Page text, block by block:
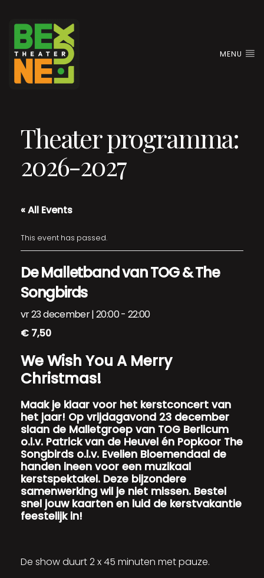
MENU
Theater programma:
2026-2027
« All Events
This event has passed.
De Malletband van TOG & The
Songbirds
vr 23 december | 20:00-22:00
€ 7,50
We Wish You A Merry
Christmas!
Maak je klaar voor het kerstconcert van
het jaar! Op vrijdagavond 23 december
slaan de Malletgroep van TOG Berlicum
o.l.v. Patrick van de Heuvel én Popkoor The
Songbirds o.l.v. Evelien Bloemendaal de
handen ineen voor een muzikaal
kerstspektakel. Deze bijzondere
samenwerking wil je niet missen. Bestel
snel jouw kaarten en luid de kerstvakantie
feestelijk in!
De show duurt 2 x 45 minuten met pauze.